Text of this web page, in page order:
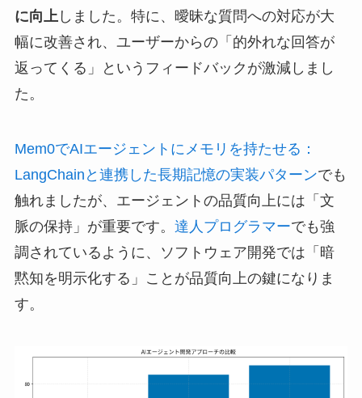
に向上しました。特に、曖昧な質問への対応が大
幅に改善され、ユーザーからの「的外れな回答が
返ってくる」というフィードバックが激減しまし
た。
Mem0でAIエージェントにメモリを持たせる：
LangChainと連携した長期記憶の実装パターンでも
触れましたが、エージェントの品質向上には「文
脈の保持」が重要です。 達人プログラマーでも強
調されているように、ソフトウェア開発では「暗
黙知を明示化する」ことが品質向上の鍵になりま
す。